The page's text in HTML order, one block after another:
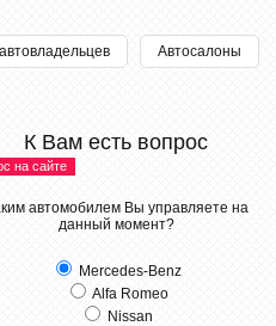
Автосалоны
К Вам есть вопрос
на сайте
автомобилем Вы управляете на
данный момент?
Mercedes-Benz
Alfa Romeo
Nissan